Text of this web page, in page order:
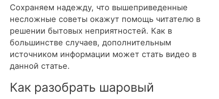
Сохраняем надежду, что вышеприведенные
несложные советы окажут помощь читателю в
решении бытовых неприятностей. Как в
большинстве случаев, дополнительным
источником информации может стать видео в
данной статье.
Как разобрать шаровый